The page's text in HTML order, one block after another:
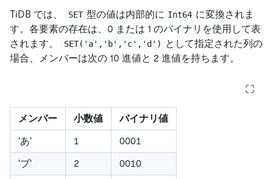
TiDB では、 SET 型の値は内部的に Int64 に変換されま
す。各要素の存在は、0 または 1 のバイナリを使用して表
されます。
SET('a','b','c','d')
として指定された列の
場合、メンバーは次の 10 進値と 2 進値を持ちます。
メンバー 小数値
バイナリ値
'あ' 1
0001
'ブ' 2
0010